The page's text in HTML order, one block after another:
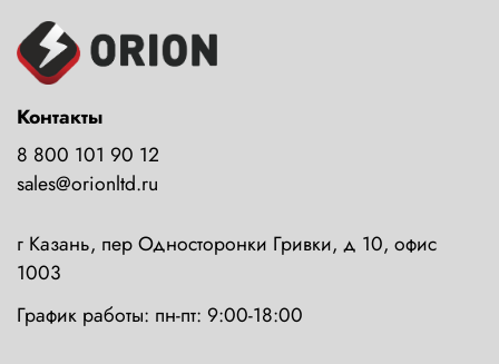
Контакты
8 800 101 90 12
sales@orionltd.ru
г Казань, пер Односторонки Гривки, д 10, офис
1003
График работы: пн-пт: 9:00-18:00